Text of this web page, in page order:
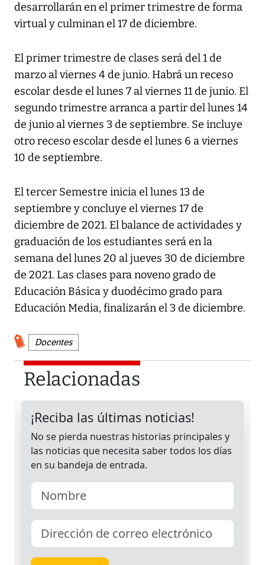
desarrollarán en el primer trimestre de forma
virtual y culminan el 17 de diciembre.
El primer trimestre de clases será del 1 de
marzo al viernes 4 de junio. Habrá un receso
escolar desde el lunes 7 al viernes 11 de junio. El
segundo trimestre arranca a partir del lunes 14
de junio al viernes 3 de septiembre. Se incluye
otro receso escolar desde el lunes 6 a viernes
10 de septiembre.
El tercer Semestre inicia el lunes 13 de
septiembre y concluye el viernes 17 de
diciembre de 2021. El balance de actividades y
graduación de los estudiantes será en la
semana del lunes 20 al jueves 30 de diciembre
de 2021. Las clases para noveno grado de
Educación Básica y duodécimo grado para
Educación Media, finalizarán el 3 de diciembre.
Docentes
Relacionadas